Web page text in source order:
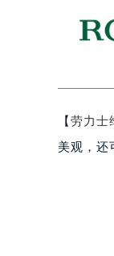
【 劳力士
美观，还